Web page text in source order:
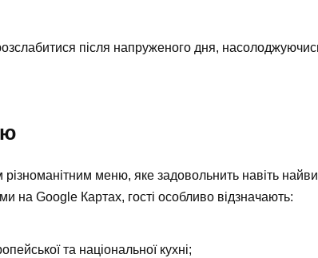
після напруженого дня,
різноманітним меню, яке задовольнить навіть
на Google Картах, гості особливо відзначають:
та національної кухні;